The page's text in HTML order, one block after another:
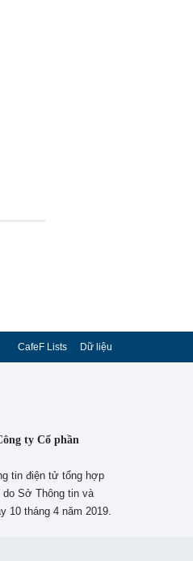
Dữ liệu
CafeF Lists
ty Cổ phần
tin điện tử tổng hợp
do Sở Thông tin và
10 tháng 4 năm 2019.